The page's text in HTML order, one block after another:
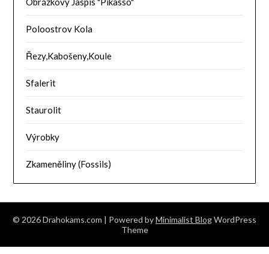
Poloostrov Kola
Řezy,Kabošeny,Koule
Sfalerit
Staurolit
Výrobky
Zkameněliny (Fossils)
© 2026 Drahokams.com | Powered byMinimalist BlogWordPress
Theme